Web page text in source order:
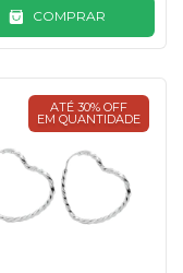
COMPRAR
ATÉ 30% OFF
EM QUANTIDADE